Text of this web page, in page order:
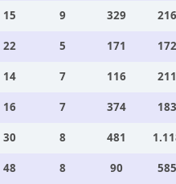
15 9 329
22 5 171
14 7 116
16 7 374
30 8 481
48 8 90